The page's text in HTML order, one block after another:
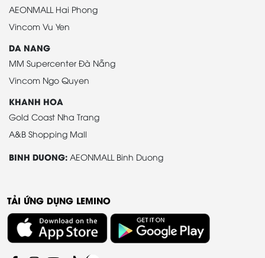
AEONMALL Hai Phong
Vincom Vu Yen
DA NANG
MM Supercenter Đà Nẵng
Vincom Ngo Quyen
KHANH HOA
Gold Coast Nha Trang
A&B Shopping Mall
BINH DUONG: AEONMALL Binh Duong
TẢI ỨNG DỤNG LEMINO